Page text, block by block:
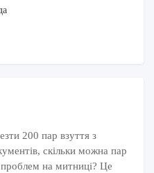
200 пар взуття з
скільки можна пар
на митниці? Це